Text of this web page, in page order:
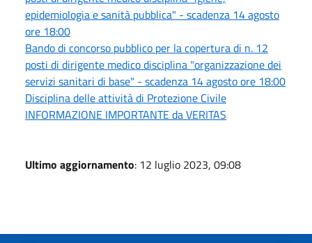
epidemiologia e sanità pubblica" - scadenza 14 agosto
ore 18:00
Bando di concorso pubblico per la copertura di n. 12
posti di dirigente medico disciplina "organizzazione dei
servizi sanitari di base" - scadenza 14 agosto ore 18:00
Disciplina delle attività di Protezione Civile
INFORMAZIONE IMPORTANTE da VERITAS
Ultimo aggiornamento: 12 luglio 2023, 09:08